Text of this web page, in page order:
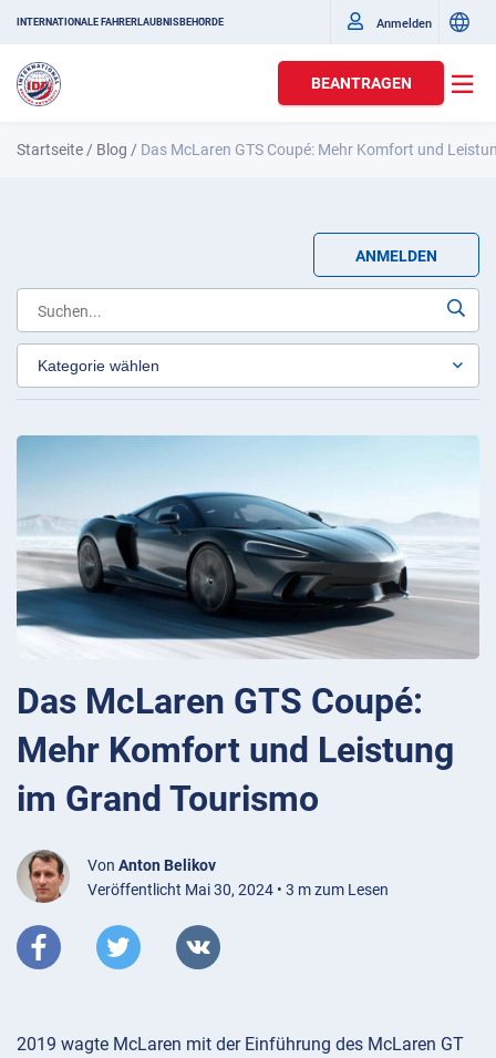
INTERNATIONALE FAHRERLAUBNISBEHÖRDE Anmelden
BEANTRAGEN
Startseite / Blog / Das McLaren GTS Coupé: Mehr Komfort und
ANMELDEN
Das McLaren GTS Coupé:
Mehr Komfort und Leistung
im Grand Tourismo
Von Anton Belikov
Veröffentlicht Mai 30, 2024 • 3 m zum Lesen
2019 wagte McLaren mit der Einführung des McLaren GT